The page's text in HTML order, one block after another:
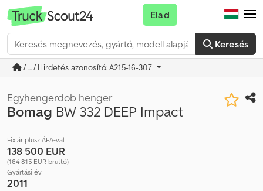
Keresés
Elad
/ ... / Hirdetés azonosító: A215-16-307
Egyhengerdob henger
Bomag BW 332 DEEP Impact
Fix ár plusz ÁFA-val
138 500 EUR
(164 815 EUR bruttó)
Gyártási év
2011